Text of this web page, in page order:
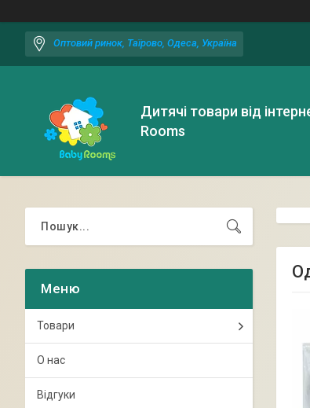
Оптовий ринок, Таїрово, Одеса, Україна
Дитячі товари від
Rooms
Товари
О нас
Відгуки